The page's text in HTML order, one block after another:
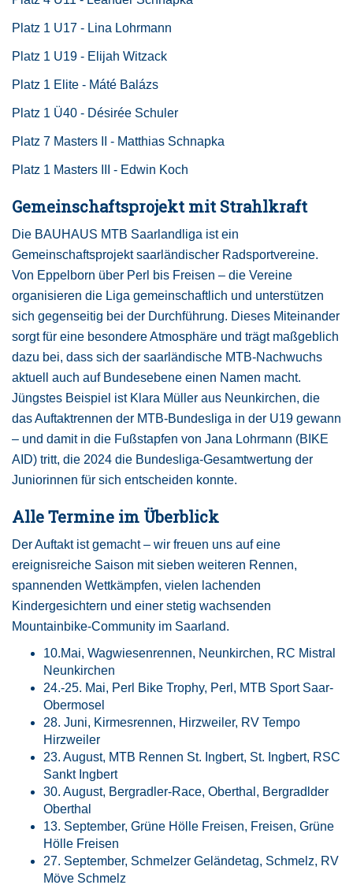
Platz 1 U17 - Lina Lohrmann
Platz 1 U19 - Elijah Witzack
Platz 1 Elite - Máté Balázs
Platz 1 Ü40 - Désirée Schuler
Platz 7 Masters II - Matthias Schnapka
Platz 1 Masters III - Edwin Koch
Gemeinschaftsprojekt mit Strahlkraft
Die BAUHAUS MTB Saarlandliga ist ein
Gemeinschaftsprojekt saarländischer Radsportvereine.
Von Eppelborn über Perl bis Freisen – die Vereine
organisieren die Liga gemeinschaftlich und unterstützen
sich gegenseitig bei der Durchführung. Dieses Miteinander
sorgt für eine besondere Atmosphäre und trägt maßgeblich
dazu bei, dass sich der saarländische MTB-Nachwuchs
aktuell auch auf Bundesebene einen Namen macht.
Jüngstes Beispiel ist Klara Müller aus Neunkirchen, die
das Auftaktrennen der MTB-Bundesliga in der U19 gewann
– und damit in die Fußstapfen von Jana Lohrmann (BIKE
AID) tritt, die 2024 die Bundesliga-Gesamtwertung der
Juniorinnen für sich entscheiden konnte.
Alle Termine im Überblick
Der Auftakt ist gemacht – wir freuen uns auf eine
ereignisreiche Saison mit sieben weiteren Rennen,
spannenden Wettkämpfen, vielen lachenden
Kindergesichtern und einer stetig wachsenden
Mountainbike-Community im Saarland.
10.Mai, Wagwiesenrennen, Neunkirchen, RC Mistral
Neunkirchen
24.-25. Mai, Perl Bike Trophy, Perl, MTB Sport Saar-
Obermosel
28. Juni, Kirmesrennen, Hirzweiler, RV Tempo
Hirzweiler
23. August, MTB Rennen St. Ingbert, St. Ingbert, RSC
Sankt Ingbert
30. August, Bergradler-Race, Oberthal, Bergradlder
Oberthal
13. September, Grüne Hölle Freisen, Freisen, Grüne
Hölle Freisen
27. September, Schmelzer Geländetag, Schmelz, RV
Möve Schmelz